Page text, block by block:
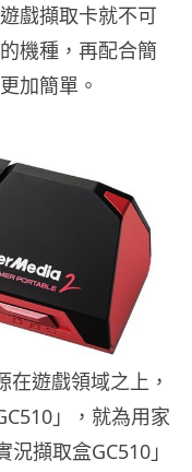
戲擷取卡就不可
機種，再配合簡
加簡單。
遊戲領域之上，
」，就為用家
擷取盒GC510」